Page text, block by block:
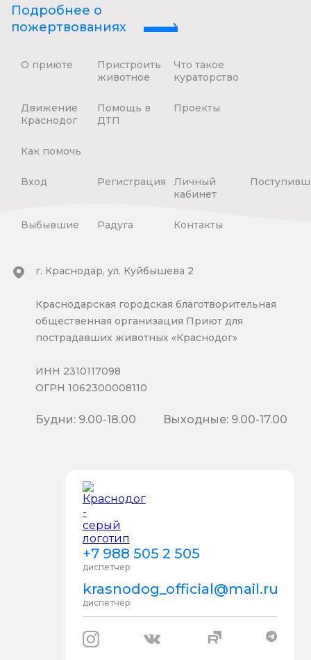
Подробнее о
пожертвованиях
О приюте
Пристроить
животное
Что такое
кураторство
Движение
Краснодог
Помощь в
ДТП
Проекты
Как помочь
Вход Регистрация
Личный
кабинет
Выбывшие Радуга Контакты
+7 988 505 2 505
диспетчер
krasnodog_official@mail.ru
диспетчер
г. Краснодар, ул. Куйбышева 2
Краснодарская городская благотворительная
общественная организация Приют для
пострадавших животных «Краснодог»
ИНН 2310117098
ОГРН 1062300008110
Будни: 9.00-18.00 Выходные: 9.00-17.00